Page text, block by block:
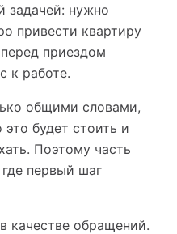
задачей: нужно
привести квартиру
приездом
к работе.
общими словами,
это будет стоить и
Поэтому часть
первый шаг
качестве обращений.